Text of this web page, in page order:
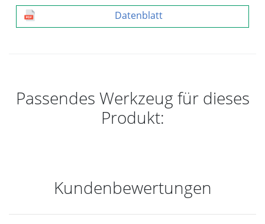
Datenblatt
Passendes Werkzeug für dieses
Produkt:
Kundenbewertungen